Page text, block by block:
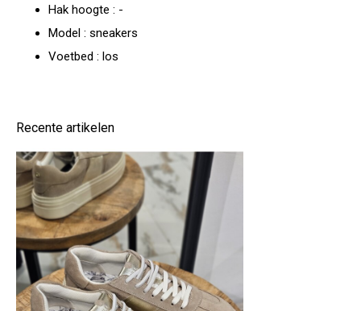
Hak hoogte : -
Model : sneakers
Voetbed : los
Recente artikelen